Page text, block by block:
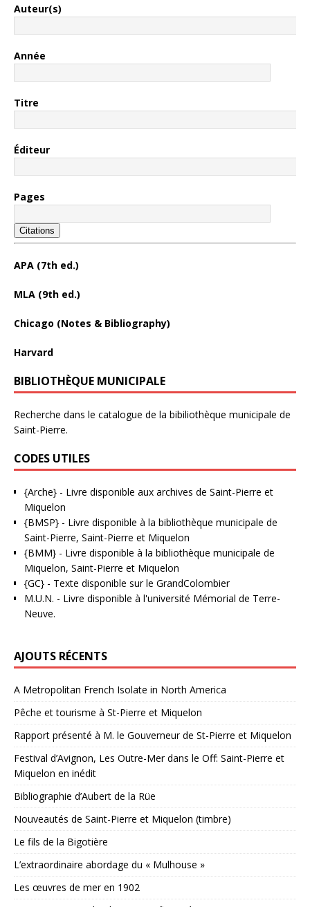
Auteur(s)
Année
Titre
Éditeur
Pages
Citations
APA (7th ed.)
MLA (9th ed.)
Chicago (Notes & Bibliography)
Harvard
BIBLIOTHÈQUE MUNICIPALE
Recherche dans le catalogue de la bibiliothèque municipale de
Saint-Pierre.
CODES UTILES
{Arche} - Livre disponible aux archives de Saint-Pierre et
Miquelon
{BMSP} - Livre disponible à la bibliothèque municipale de
Saint-Pierre, Saint-Pierre et Miquelon
{BMM} - Livre disponible à la bibliothèque municipale de
Miquelon, Saint-Pierre et Miquelon
{GC} - Texte disponible sur le GrandColombier
M.U.N. - Livre disponible à l'université Mémorial de Terre-
Neuve.
AJOUTS RÉCENTS
A Metropolitan French Isolate in North America
Pêche et tourisme à St-Pierre et Miquelon
Rapport présenté à M. le Gouverneur de St-Pierre et Miquelon
Festival d’Avignon, Les Outre-Mer dans le Off: Saint-Pierre et
Miquelon en inédit
Bibliographie d’Aubert de la Rüe
Nouveautés de Saint-Pierre et Miquelon (timbre)
Le fils de la Bigotière
L’extraordinaire abordage du « Mulhouse »
Les œuvres de mer en 1902